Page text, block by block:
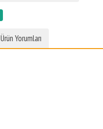
Ürün Yorumları